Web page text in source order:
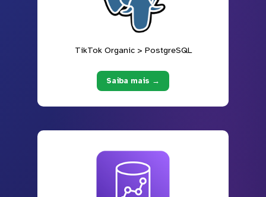
TikTok Organic > PostgreSQL
Saiba mais →